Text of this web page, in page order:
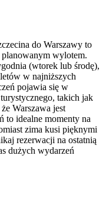
do Warszawy to
wylotem.
(wtorek lub środę),
w najniższych
pojawia się w
takich jak
Warszawa jest
to idealne momenty na
zima kusi pięknymi
rezerwacji na ostatnią
dużych wydarzeń